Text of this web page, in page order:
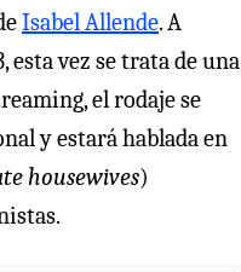
Isabel Allende. A
esta vez se trata de una
el rodaje se
y estará hablada en
housewives)